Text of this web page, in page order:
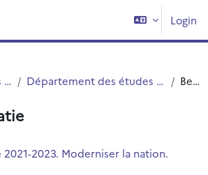
Login
Faculté des Langues Cultures et Sociétés (FLCS) Département des études romanes, slaves et orientales (ERSO) Beschrijving
2023. Moderniser la nation.